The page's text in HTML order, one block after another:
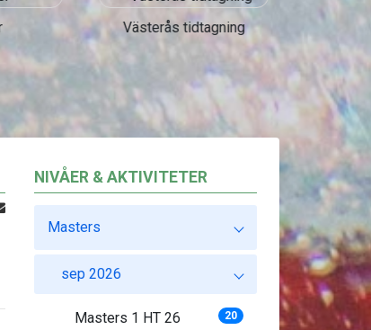
Västerås tidtagning
NIVÅER & AKTIVITETER
Masters
sep 2026
Masters 1 HT 26 20